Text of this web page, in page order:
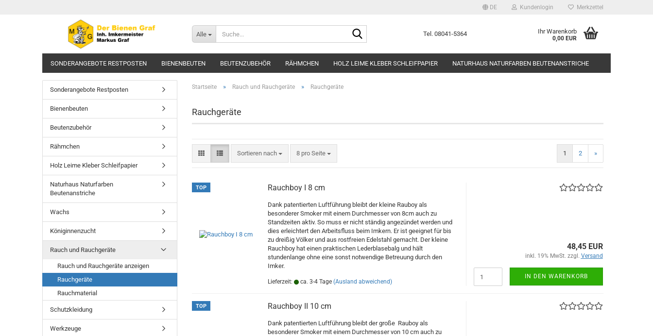
DE Kundenlogin Merkzettel
Alle Tel. 08041-5364 Ihr Warenkorb
0,00 EUR
SONDERANGEBOTE RESTPOSTEN BIENENBEUTEN BEUTENZUBEHÖR RÄHMCHEN HOLZ LEIME KLEBER SCHLEIFPAPIER NATURHAUS NATURFARBEN BEUTENANSTRICHE
WACHS KÖNIGINNENZUCHT RAUCH UND RAUCHGERÄTE SCHUTZKLEIDUNG WERKZEUGE
KERZEN GIESSEN GESCHENKIDEEN BILDER USW. ANFÄNGERKURSE BEUTENBAUSÄTZE
Startseite » Rauch und Rauchgeräte » Rauchgeräte
Rauchgeräte
Sortieren nach
Sortieren nach 8 pro Seite
pro Seite 1 2 »
TOP Rauchboy I 8 cm
Dank patentierten Luftführung bleibt der kleine Rauboy als
besonderer Smoker mit einem Durchmesser von 8cm auch zu
Standzeiten aktiv. So muss er nicht ständig angezündet werden und
dies erleichtert den Arbeitsfluss beim Imkern. Er ist geeignet für bis
zu dreißig Völker und aus rostfreien Edelstahl gemacht. Der kleine
Rauchboy hat einen praktischen Lederblasebalg und hält
stundenlange ohne eine sonst notwendige Betreuung durch den
Imker.
Lieferzeit: ca. 3-4 Tage (Ausland abweichend)
48,45 EUR
inkl. 19% MwSt. zzgl. Versand
IN DEN WARENKORB
TOP Rauchboy II 10 cm
Dank patentierten Luftführung bleibt der große Rauboy als
besonderer Smoker mit einem Durchmesser von 10 cm auch zu
Sonderangebote Restposten
Bienenbeuten
Beutenzubehör
Rähmchen
Holz Leime Kleber Schleifpapier
Naturhaus Naturfarben
Beutenanstriche
Wachs
Königinnenzucht
Rauch und Rauchgeräte
Rauch und Rauchgeräte anzeigen
Rauchgeräte
Rauchmaterial
Schutzkleidung
Werkzeuge